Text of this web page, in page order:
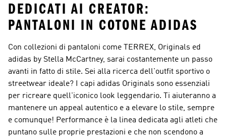
DEDICATI AI CREATOR:
PANTALONI IN COTONE ADIDAS
Con collezioni di pantaloni come TERREX, Originals ed
adidas by Stella McCartney, sarai costantemente un passo
avanti in fatto di stile. Sei alla ricerca dell'outfit sportivo o
streetwear ideale? I capi adidas Originals sono essenziali
per ricreare quell'iconico look leggendario. Ti aiuteranno a
mantenere un appeal autentico e a elevare lo stile, sempre
e comunque! Performance è la linea dedicata agli atleti che
puntano sulle proprie prestazioni e che non scendono a